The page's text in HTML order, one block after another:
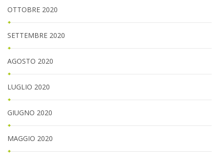
OTTOBRE 2020
SETTEMBRE 2020
AGOSTO 2020
LUGLIO 2020
GIUGNO 2020
MAGGIO 2020